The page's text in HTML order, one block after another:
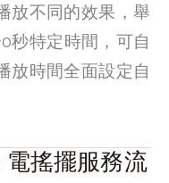
放不同的效果，舉
秒特定時間，可自
放時間全面設定自
搖擺服務流